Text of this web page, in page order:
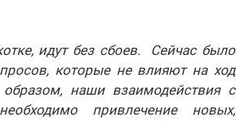
идут без сбоев. Сейчас было
которые не влияют на ход
наши взаимодействия с
привлечение новых,